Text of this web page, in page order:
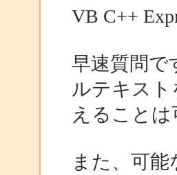
VB C++
早速質問で
ルテキス
えること
また、可